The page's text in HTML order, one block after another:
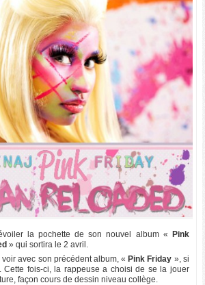
la pochette de son nouvel album « Pink
» qui sortira le 2 avril.
voir avec son précédent album, «Pink Friday », si
Cette fois-ci, la rappeuse a choisi de se la jouer
façon cours de dessin niveau collège.